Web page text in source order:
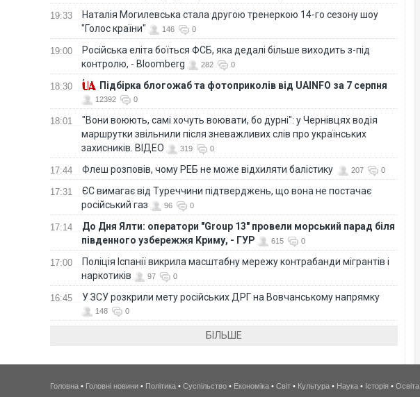
19:33
Наталія Могилевська стала другою тренеркою 14-го сезону шоу
"Голос країни"
146 0
19:00
Російська еліта боїться ФСБ, яка дедалі більше виходить з-під
контролю, - Bloomberg
282 0
18:30 Підбірка блогожаб та фотоприколів від UAINFO за 7 серпня
12392 0
18:01
"Вони воюють, самі хочуть воювати, бо дурні": у Чернівцях водія
маршрутки звільнили після зневажливих слів про українських
захисників. ВІДЕО
319 0
17:44 Флеш розповів, чому РЕБ не може відхиляти балістику 207 0
17:31
ЄС вимагає від Туреччини підтверджень, що вона не постачає
російський газ
96 0
17:14
До Дня Ялти: оператори "Group 13" провели морський парад біля
південного узбережжя Криму, - ГУР
615 0
17:00
Поліція Іспанії викрила масштабну мережу контрабанди мігрантів і
наркотиків
97 0
16:45 У ЗСУ розкрили мету російських ДРГ на Вовчанському напрямку
148 0
БІЛЬШЕ
Головна • Головні новини • Політика • Суспільство • Економіка • Світ • Культура • Наука • Історія • Освіта